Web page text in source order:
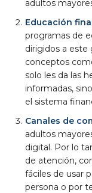
adultos
Educación
programas de
dirigidos a este
conceptos
solo les da las
informadas,
el sistema
Canales de
adultos
digital. Por lo
de atención,
fáciles de usar
persona o por